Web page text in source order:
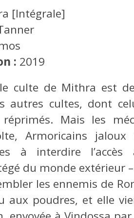
[Intégrale]
: 2019
culte de Mithra est
autres cultes, dont
Mais les
Armoricains
à interdire l’accès
du monde extérieur
les ennemis de
aux poudres, et elle